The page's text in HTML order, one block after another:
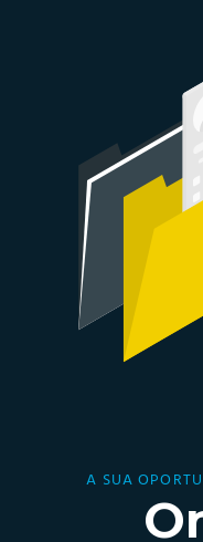
A SUA